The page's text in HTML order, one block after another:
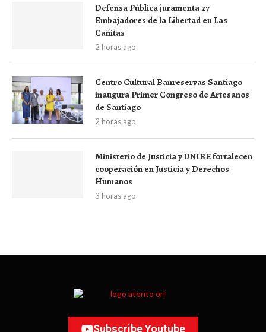
Defensa Pública juramenta 27
Embajadores de la Libertad en Las
Cañitas
2 horas ago
Centro Cultural Banreservas Santiago
inaugura Primer Congreso de Artesanos
de Santiago
2 horas ago
Ministerio de Justicia y UNIBE fortalecen
cooperación en Justicia y Derechos
Humanos
3 horas ago
Subscribe Youtube